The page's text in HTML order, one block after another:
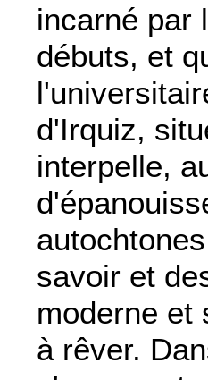
incarné par
débuts, et
d'Irquiz,
interpelle,
savoir et
moderne et
à rêver.